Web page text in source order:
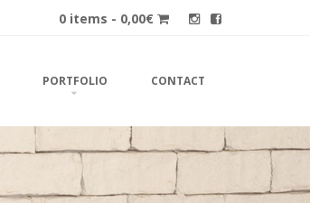
0 items - 0,00€
PORTFOLIO CONTACT